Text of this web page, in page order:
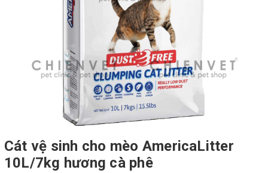
Cát vệ sinh cho mèo AmericaLitter
10L/7kg hương cà phê